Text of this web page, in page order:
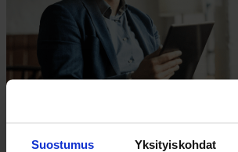
Suostumus Yksityiskohdat
ISÄNNÖITSIJÄN KYMMENEN KÄSKYÄ